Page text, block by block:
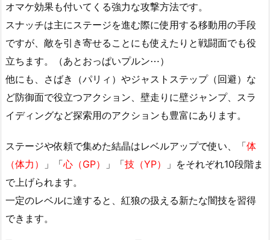
オマケ効果も付いてくる強力な攻撃方法です。
スナッチは主にステージを進む際に使用する移動用の手段
ですが、敵を引き寄せることにも使えたりと戦闘面でも役
立ちます。（あとおっぱいプルン⋯）
他にも、さばき（パリィ）やジャストステップ（回避）な
ど防御面で役立つアクション、壁走りに壁ジャンプ、スラ
イディングなど探索用のアクションも豊富にあります。
ステージや依頼で集めた結晶はレベルアップで使い、「体
（体力）
」「心（GP） 」「技（YP）
」をそれぞれ10段階ま
で上げられます。
一定のレベルに達すると、紅狼の扱える新たな闇技を習得
できます。